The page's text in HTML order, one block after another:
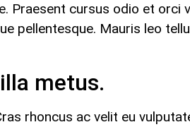
Praesent cursus odio et orci
pellentesque. Mauris leo
metus.
rhoncus ac velit eu